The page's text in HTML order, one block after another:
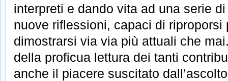
interpreti e dando vita ad una serie
nuove riflessioni, capaci di riproporsi
dimostrarsi via via più attuali che
della proficua lettura dei tanti
anche il piacere suscitato